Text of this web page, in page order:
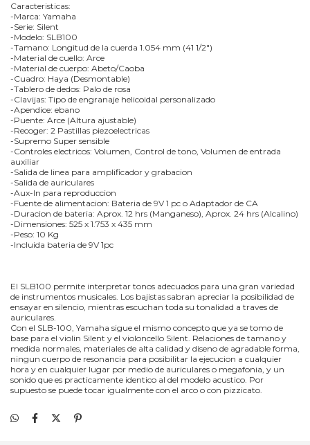
Caracteristicas:
-Marca: Yamaha
-Serie: Silent
-Modelo: SLB100
-Tamano: Longitud de la cuerda 1.054 mm (41 1/2")
-Material de cuello: Arce
-Material de cuerpo: Abeto/Caoba
-Cuadro: Haya (Desmontable)
-Tablero de dedos: Palo de rosa
-Clavijas: Tipo de engranaje helicoidal personalizado
-Apendice: ebano
-Puente: Arce (Altura ajustable)
-Recoger: 2 Pastillas piezoelectricas
-Supremo Super sensible
-Controles electricos: Volumen, Control de tono, Volumen de entrada
auxiliar
-Salida de linea para amplificador y grabacion
-Salida de auriculares
-Aux-In para reproduccion
-Fuente de alimentacion: Bateria de 9V 1 pc o Adaptador de CA
-Duracion de bateria: Aprox. 12 hrs (Manganeso), Aprox. 24 hrs (Alcalino)
-Dimensiones: 525 x 1.753 x 435 mm
-Peso: 10 Kg
-Incluida bateria de 9V 1pc
El SLB100 permite interpretar tonos adecuados para una gran variedad
de instrumentos musicales. Los bajistas sabran apreciar la posibilidad de
ensayar en silencio, mientras escuchan toda su tonalidad a traves de
auriculares.
Con el SLB-100, Yamaha sigue el mismo concepto que ya se tomo de
base para el violin Silent y el violoncello Silent. Relaciones de tamano y
medida normales, materiales de alta calidad y diseno de agradable forma,
ningun cuerpo de resonancia para posibilitar la ejecucion a cualquier
hora y en cualquier lugar por medio de auriculares o megafonia, y un
sonido que es practicamente identico al del modelo acustico. Por
supuesto se puede tocar igualmente con el arco o con pizzicato.